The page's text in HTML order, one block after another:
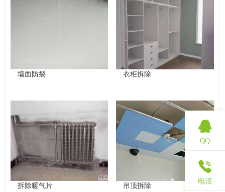
墙面防裂 衣柜拆除
拆除暖气片 吊顶拆除
QQ
电话